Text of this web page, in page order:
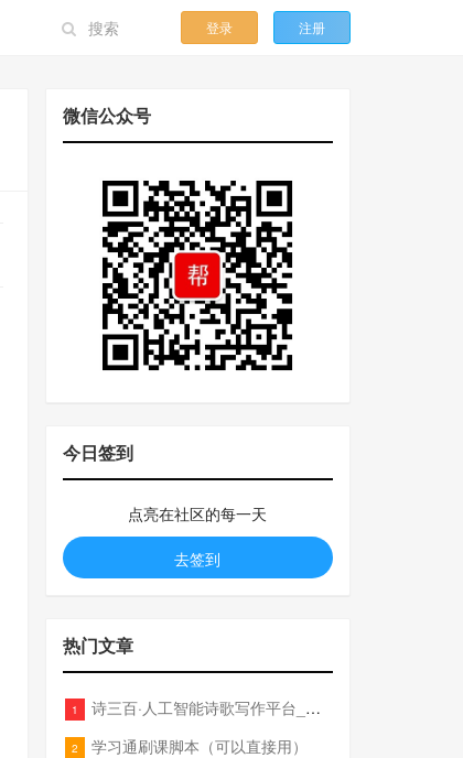
登录 注册
微信公众号
今日签到
点亮在社区的每一天
去签到
热门文章
1 诗三百·人工智能诗歌写作平台_在线作诗机_藏头诗生成器_电脑对联_姓名作诗
2 学习通刷课脚本（可以直接用）